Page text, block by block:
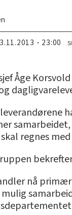
13.11.2013 - 23:00
Åge
regnes
nå